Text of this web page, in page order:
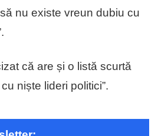
nu existe vreun dubiu cu
că are și o listă scurtă
niște lideri politici”.